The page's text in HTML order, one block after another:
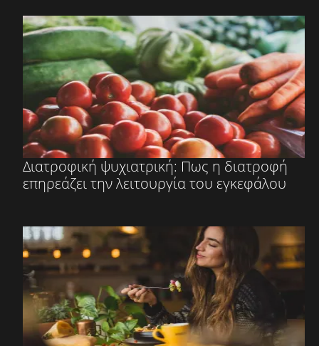
Διατροφική ψυχιατρική: Πως η διατροφή
επηρεάζει την λειτουργία του εγκεφάλου